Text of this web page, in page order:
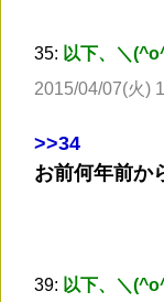
35: 以下、＼
2015/04/07(火)
>>34
お前何年前か
39: 以下、＼